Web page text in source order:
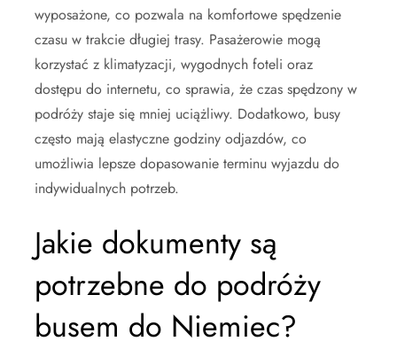
wyposażone, co pozwala na komfortowe spędzenie
czasu w trakcie długiej trasy. Pasażerowie mogą
korzystać z klimatyzacji, wygodnych foteli oraz
dostępu do internetu, co sprawia, że czas spędzony w
podróży staje się mniej uciążliwy. Dodatkowo, busy
często mają elastyczne godziny odjazdów, co
umożliwia lepsze dopasowanie terminu wyjazdu do
indywidualnych potrzeb.
Jakie dokumenty są
potrzebne do podróży
busem do Niemiec?